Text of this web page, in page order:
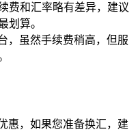
费和汇率略有差异，建议
划算。
，虽然手续费稍高，但服
惠，如果您准备换汇，建